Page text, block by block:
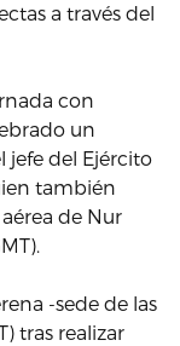
a través del
con
un
jefe del Ejército
también
de Nur
-sede de las
tras realizar